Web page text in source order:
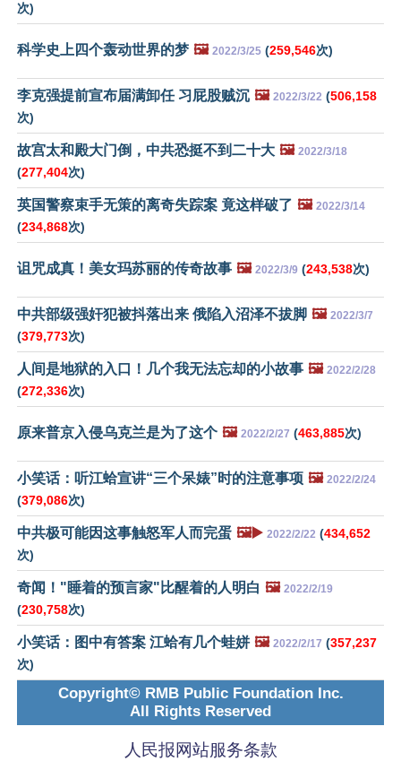
次)
科学史上四个轰动世界的梦 🖼️ 2022/3/25 (259,546次)
李克强提前宣布届满卸任 习屁股贼沉 🖼️ 2022/3/22 (506,158
次)
故宫太和殿大门倒，中共恐挺不到二十大 🖼️ 2022/3/18
(277,404次)
英国警察束手无策的离奇失踪案 竟这样破了 🖼️ 2022/3/14
(234,868次)
诅咒成真！美女玛苏丽的传奇故事 🖼️ 2022/3/9 (243,538次)
中共部级强奸犯被抖落出来 俄陷入沼泽不拔脚 🖼️ 2022/3/7
(379,773次)
人间是地狱的入口！几个我无法忘却的小故事 🖼️ 2022/2/28
(272,336次)
原来普京入侵乌克兰是为了这个 🖼️ 2022/2/27 (463,885次)
小笑话：听江蛤宣讲“三个呆婊”时的注意事项 🖼️ 2022/2/24
(379,086次)
中共极可能因这事触怒军人而完蛋 🖼️▶️ 2022/2/22 (434,652
次)
奇闻！"睡着的预言家"比醒着的人明白 🖼️ 2022/2/19
(230,758次)
小笑话：图中有答案 江蛤有几个蛙姘 🖼️ 2022/2/17 (357,237
次)
Copyright© RMB Public Foundation Inc.
All Rights Reserved
人民报网站服务条款